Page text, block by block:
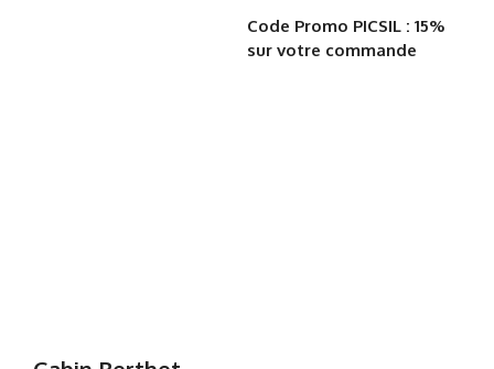
Code Promo PICSIL : 15%
sur votre commande